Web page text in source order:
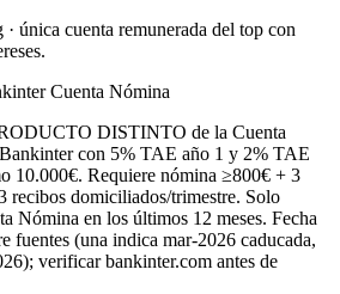
única cuenta remunerada del top con
Cuenta Nómina
DISTINTO de la Cuenta
con 5% TAE año 1 y 2% TAE
10.000€. Requiere nómina ≥800€ + 3
recibos domiciliados/trimestre. Solo
Nómina en los últimos 12 meses. Fecha
fuentes (una indica mar-2026 caducada,
verificar bankinter.com antes de